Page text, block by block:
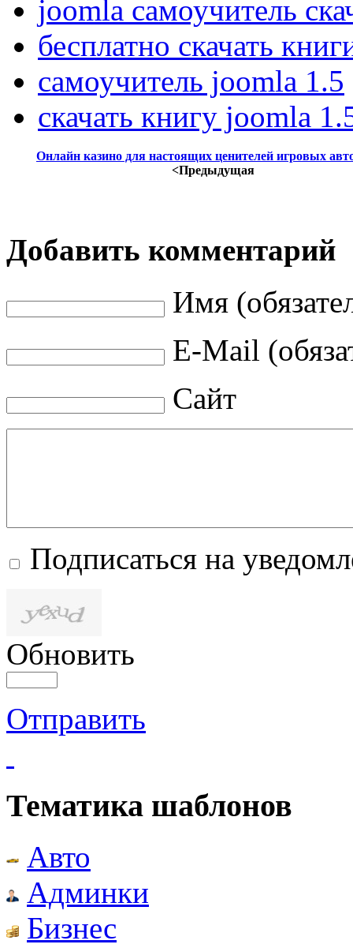
joomla самоучитель
бесплатно скачать
самоучитель joomla 1.5
скачать книгу joomla
Онлайн казино для настоящих ценителей игровых
<Предыдущая
Добавить комментарий
Имя
E-Mail
Сайт
Подписаться на
Обновить
Отправить
Тематика шаблонов
Авто
Админки
Бизнес